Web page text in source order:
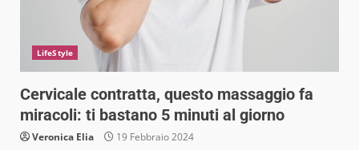
LifeStyle
Cervicale contratta, questo massaggio fa
miracoli: ti bastano 5 minuti al giorno
Veronica Elia 19 Febbraio 2024